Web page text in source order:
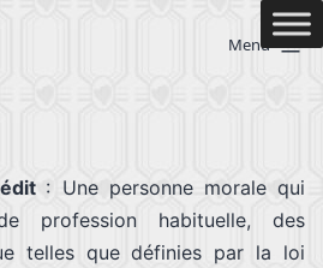
Menu
: Une personne morale qui
profession habituelle, des
telles que définies par la loi